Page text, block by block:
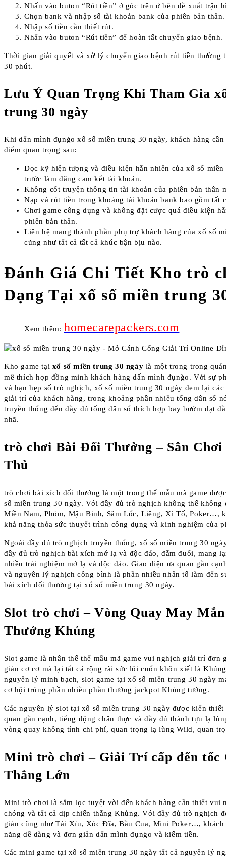
Nhấn vào buton “Rút tiền” ở góc trên ở bên đề xuất trận
Chọn bank và nhập số tài khoản bank của phiên bản thân.
Nhập số tiền cần thiết rút.
Nhấn vào buton “Rút tiền” để hoàn tất chuyển giao bệnh.
Thời gian giải quyết và xử lý chuyển giao bệnh rút tiền thường
30 phút.
Lưu Ý Quan Trọng Khi Tham Gia
trung 30 ngày
Khi dấn mình đụng̀o xổ số miền trung 30 ngày, khách hàng
điểm quan trọng sau:
Đọc kỹ hiện tượng và điều kiện hẳn nhiên của xổ số
trước làm đăng cam kết tài khoản.
Không cốt truyện thông tin tài khoản của phiên bản thân
Nạp và rút tiền trong khoảng tài khoản bank bao gồm tất
Chơi game công dụng và không đặt cược quá điều kiện
phiên bản thân.
Liên hệ mang thành phần phụ trợ khách hàng của xổ số
cũng như tất cả tất cả khúc bận bịu nào.
Đánh Giá Chi Tiết Kho trò
Dạng Tại xổ số miền trung
Xem thêm: homecarepackers.com
Kho game tại xổ số miền trung 30 ngày là một trong trong
mê thích hợp đồng minh khách hàng dấn mình đụng̀o. Với sự
và hạn hẹp số trò nghịch, xổ số miền trung 30 ngày đem lại
giải trí của khách hàng, trong khoảng phần nhiều tổng dân số
truyền thống đến đầy đủ tổng dân số thích hợp bay bướm dạt
nhã.
trò chơi Bài Đổi Thưởng – Sân Chơi
Thủ
trò chơi bài xích đổi thưởng là một trong thể mẫu mã game
số miền trung 30 ngày. Với đầy đủ trò nghịch không thể không
Miền Nam, Phỏm, Mậu Binh, Sâm Lốc, Liêng, Xì Tố, Poker…,
khả năng thỏa sức thuyết trình công dụng và kinh nghiệm của
Ngoài đầy đủ trò nghịch truyền thống, xổ số miền trung 30
đầy đủ trò nghịch bài xích mớ lạ và độc đáo, đắm đuối, mang
nhiều trải nghiệm mớ lạ và độc đáo. Giao diện ưa quan gần
và nguyên lý nghịch công bình là phần nhiều nhân tố làm đến
bài xích đổi thưởng tại xổ số miền trung 30 ngày.
Slot trò chơi – Vòng Quay May
Thưởng Khủng
Slot game là nhân thể thể mẫu mã game vui nghịch giải trí đơn
giản cơ cơ mà lại tất cả rộng rãi sức lôi cuốn khôn xiết là
nguyên lý minh bạch, slot game tại xổ số miền trung 30 ngày
cơ hội trúng phần nhiều phần thưởng jackpot Khủng tưởng.
Các nguyên lý slot tại xổ số miền trung 30 ngày được kiến
quan gần cạnh, tiếng động chân thực và đầy đủ thành tựu lạ
vòng quay không tính chi phí, quan trọng lạ lùng Wild, quan
Mini trò chơi – Giải Trí cấp đến tốc
Thắng Lớn
Mini trò chơi là sắm lọc tuyệt vời đến khách hàng cần thiết vui
chóng và tất cả dịp chiến thắng Khủng. Với đầy đủ trò nghịch
giản cũng như Tài Xỉu, Xóc Đĩa, Bầu Cua, Mini Poker…, khách
năng dễ dàng và đơn giản dấn mình đụng̀o và kiếm tiền.
Các mini game tại xổ số miền trung 30 ngày tất cả nguyên lý